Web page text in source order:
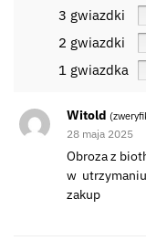
3 gwiazdki
2 gwiazdki
1 gwiazdka
Witold
28 maja 2025
Obroza z
w
zakup